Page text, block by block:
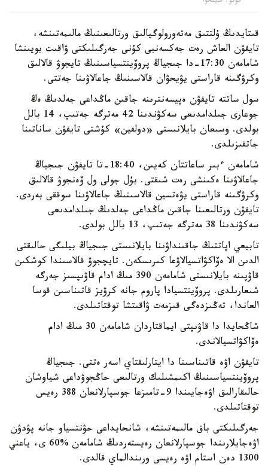
قىتايدىڭ ۇلتتىق مەتەورولوگيالىق ورتالىعىنىڭ مالىمەتىنشە،
تايفۋن العاش رەت جەكسەنبى كۇنى جەرگىلىكتى ۋاقىت بويىنشا
شامامەن 17:30-دا جىجياڭ پروۆينتسياسىنىڭ تايجوۋ قالالىق
وكرۋگىنە قاراستى يۋيحۋان قالاسىنىڭ جاعالاۋىنا جەتتى.
سول ساتتە تايفۋن ەپيسەنترىنە جاقىن ماڭداعى جەلدىڭ ەڭ
جوعارى جىلدامدىعى سەكۋندىنا 42 مەترگە جەتىپ، 14 بالل
بولدى. وسىعان بايلانىستى «دولفين» كۇشتى تايفۋن ساناتىنا
جاتقىزىلدى.
شامامەن ءبىر ساعاتتان كەيىن، 18:40-تا تايفۋن جىجياڭ
جاعالاۋىنا ەكىنشى رەت شىقتى. بۇل جولى ول ۆەنجوۋ قالالىق
وكرۋگىنە قاراستى يۋەتسين قالاسىنىڭ جاعالاۋىنا سوققى بەردى.
تايفۋن ورتالىعىنا جاقىن ماڭداعى جەلدىڭ جىلدامدىعى
سەكۋندىنا 38 مەترگە جەتىپ، 13 بالل بولدى.
تابيعي اپاتتىڭ جاقىنداۋىنا بايلانىستى جىجياڭ بيلىگى حالىقتى
الدىن الا ەۆاكۋاتسيالاۋعا كىرىسكەن. تايچجوۋ قالاسىندا كوشكىن
قاۋپىنە بايلانىستى شامامەن 390 مىڭ ادام قاۋىپسىز جەرگە
شىعارىلدى. پروۆينتسيادا پاروم جانە كرۋيز قاتىناسىن قوسا
العاندا، تەڭىزدەگى قىزمەت ۋاقىتشا توقتاتىلدى.
شاڭحايدا دا قاۋىپتى ايماقتاردان شامامەن 30 مىڭ ادام
ەۆاكۋاتسيالاندى.
تايفۋن اۋە قاتىناسىنا دا ايتارلىقتاي اسەر ەتتى. جىجياڭ
پروۆينتسياسىنىڭ اكىمشىلىك ورتالىعى حاڭجوۋداعى شياوشان
حالىقارالىق اۋەجايىندا 9-تامىزعا جوسپارلانعان 388 رەيس
توقتاتىلدى.
جەرگىلىكتى باق مالىمەتىنشە، شانحايداعى حۋنتسياو جانە پۋدۋن
اۋەجايلارىندا جوسپارلانعان رەيستەردىڭ شامامەن %60 ى، ياعني
1300 دەن استام اۋە رەيسى ورىندالماي قالدى.